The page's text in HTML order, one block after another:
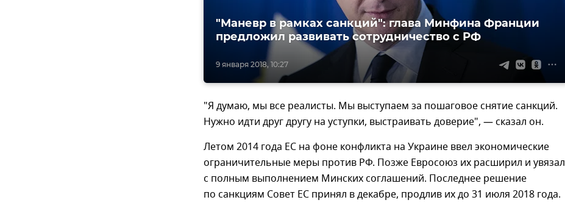
9 января 2018, 10:27
"Маневр в рамках санкций": глава Минфина Франции
предложил развивать сотрудничество с РФ
"Я думаю, мы все реалисты. Мы выступаем за пошаговое снятие санкций.
Нужно идти друг другу на уступки, выстраивать доверие", — сказал он.
Летом 2014 года ЕС на фоне конфликта на Украине ввел экономические
ограничительные меры против РФ. Позже Евросоюз их расширил и увязал
с полным выполнением Минских соглашений. Последнее решение
по санкциям Совет ЕС принял в декабре, продлив их до 31 июля 2018 года.